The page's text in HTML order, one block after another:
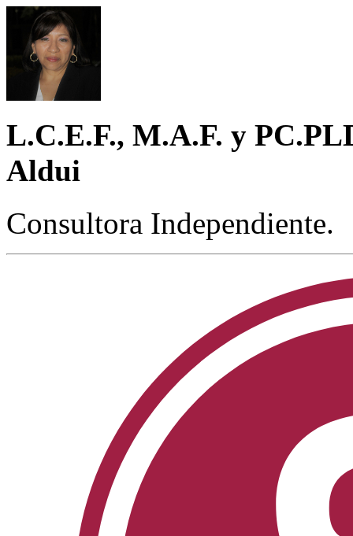
L.C.E.F., M.A.F. y
Aldui
Consultora Independiente.